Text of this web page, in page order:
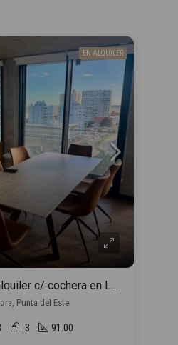
EN ALQUILER
Apartamento en alquiler c/ cochera en La Pastora
Punta del Este
3 91.00